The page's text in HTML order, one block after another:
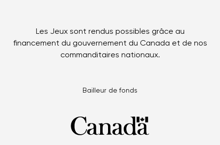
Les Jeux sont rendus possibles grâce au
financement du gouvernement du Canada et de nos
commanditaires nationaux.
Bailleur de fonds